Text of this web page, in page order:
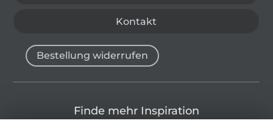
Kontakt
Bestellung widerrufen
Finde mehr Inspiration